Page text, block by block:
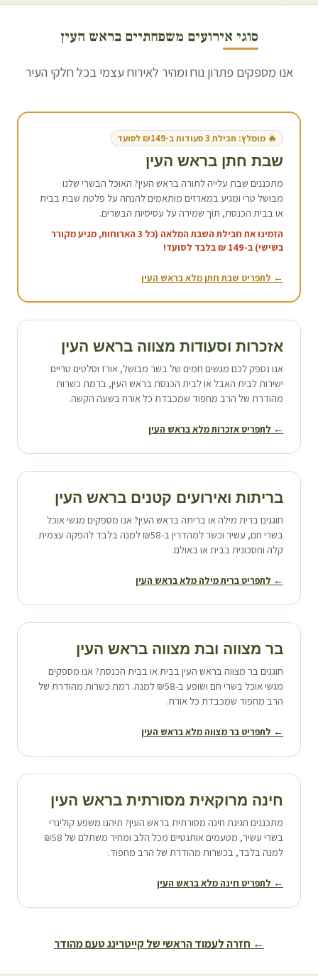
סוגי אירועים משפחתיים בראש העין
אנו מספקים פתרון נוח ומהיר לאירוח עצמי בכל חלקי העיר
🔥 מומלץ: חבילת 3 סעודות ב-₪149 לסועד
שבת חתן בראש העין
מתכננים שבת עלייה לתורה בראש העין? האוכל הבשרי שלנו
מבושל טרי ומגיע במארזים מותאמים להנחה על פלטת שבת בבית
או בבית הכנסת, תוך שמירה על עסיסיות הבשרים.
הזמינו את חבילת השבת המלאה (כל 3 הארוחות, מגיע מקורר
בשישי) ב-149 ₪ בלבד לסועד!
← לתפריט שבת חתן מלא בראש העין
אזכרות וסעודות מצווה בראש העין
אנו נספק לכם מגשים חמים של בשר מבושל, אורז וסלטים טריים
ישירות לבית האבל או לבית הכנסת בראש העין, ברמת כשרות
מהודרת של הרב מחפוד שמכבדת כל אורח בשעה הקשה.
← לתפריט אזכרות מלא בראש העין
בריתות ואירועים קטנים בראש העין
חוגגים ברית מילה או בריתה בראש העין? אנו מספקים מגשי אוכל
בשרי חם, עשיר וכשר למהדרין ב-₪58 למנה בלבד להפקה עצמית
קלה וחסכונית בבית או באולם.
← לתפריט ברית מילה מלא בראש העין
בר מצווה ובת מצווה בראש העין
חוגגים בר מצווה בראש העין בבית או בבית הכנסת? אנו מספקים
מגשי אוכל בשרי חם ושופע ב-₪58 למנה. רמת כשרות מהודרת של
הרב מחפוד שמכבדת כל אורח.
← לתפריט בר מצווה מלא בראש העין
חינה מרוקאית מסורתית בראש העין
מתכננים חגיגת חינה מסורתית בראש העין? תיהנו משפע קולינרי
בשרי עשיר, מטעמים אותנטיים מכל הלב ומחיר משתלם של ₪58
למנה בלבד, בכשרות מהודרת של הרב מחפוד.
← לתפריט חינה מלא בראש העין
← חזרה לעמוד הראשי של קייטרינג טעם מהודר